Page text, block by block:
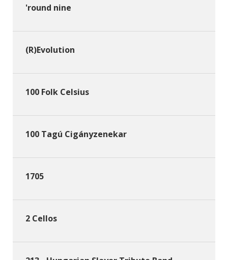
'round nine
(R)Evolution
100 Folk Celsius
100 Tagú Cigányzenekar
1705
2 Cellos